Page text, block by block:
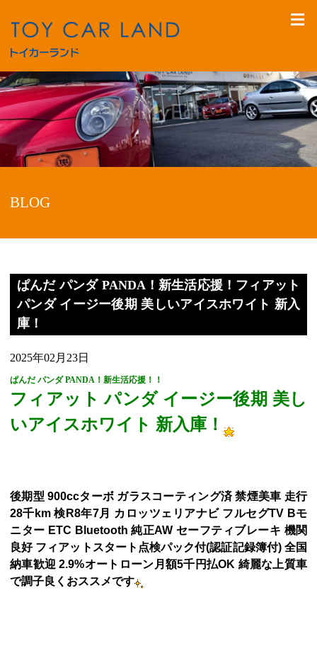
BLOG
ぱんだ パンダ PANDA！新生活応援！フィアット
パンダ イージー後期 美しいアイスホワイト 新入
庫！
2025年02月23日
ぱんだ パンダ PANDA！新生活応援！！
フィアット パンダ イージー後期 美し
いアイスホワイト 新入庫！
後期型 900ccターボ ガラスコーティング済 禁煙美車 走行
28千km 検R8年7月 カロッツェリアナビ フルセグTV Bモ
ニター ETC Bluetooth 純正AW セーフティブレーキ 機関
良好 フィアットスタート点検パック付(認証記録簿付) 全国
納車歓迎 2.9%オートローン月額5千円払OK 綺麗な上質車
で調子良くおススメです